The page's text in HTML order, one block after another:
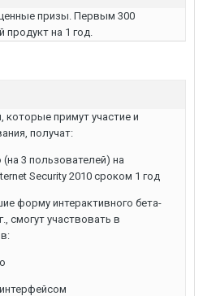
призы. Первым 300
продукт на 1 год.
которые примут участие и
получат:
3 пользователей) на
Security 2010 сроком 1 год
форму интерактивного бета-
смогут участвовать в